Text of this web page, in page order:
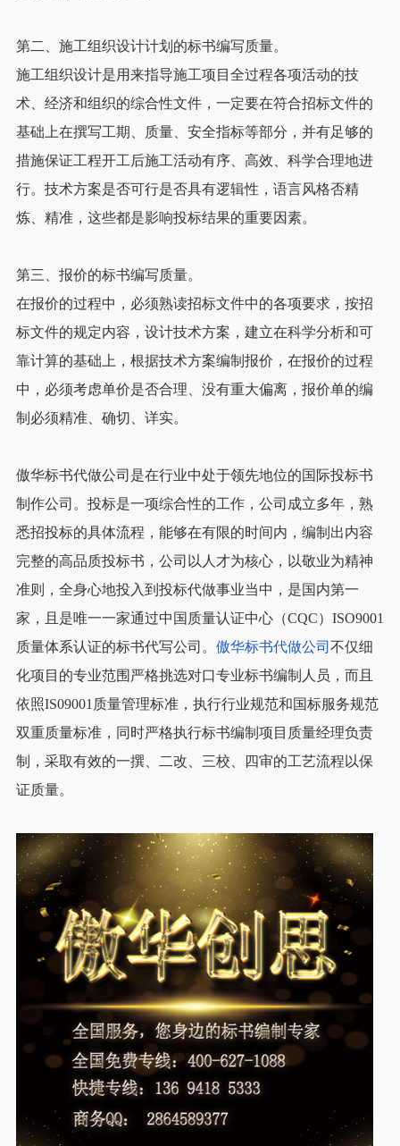
第二、施工组织设计计划的标书编写质量。
施工组织设计是用来指导施工项目全过程各项活动的技
术、经济和组织的综合性文件，一定要在符合招标文件的
基础上在撰写工期、质量、安全指标等部分，并有足够的
措施保证工程开工后施工活动有序、高效、科学合理地进
行。技术方案是否可行是否具有逻辑性，语言风格否精
炼、精准，这些都是影响投标结果的重要因素。
第三、报价的标书编写质量。
在报价的过程中，必须熟读招标文件中的各项要求，按招
标文件的规定内容，设计技术方案，建立在科学分析和可
靠计算的基础上，根据技术方案编制报价，在报价的过程
中，必须考虑单价是否合理、没有重大偏离，报价单的编
制必须精准、确切、详实。
傲华标书代做公司是在行业中处于领先地位的国际投标书
制作公司。投标是一项综合性的工作，公司成立多年，熟
悉招投标的具体流程，能够在有限的时间内，编制出内容
完整的高品质投标书，公司以人才为核心，以敬业为精神
准则，全身心地投入到投标代做事业当中，是国内第一
家，且是唯一一家通过中国质量认证中心（CQC）ISO9001
质量体系认证的标书代写公司。 傲华标书代做公司 不仅细
化项目的专业范围严格挑选对口专业标书编制人员，而且
依照IS09001质量管理标准，执行行业规范和国标服务规范
双重质量标准，同时严格执行标书编制项目质量经理负责
制，采取有效的一撰、二改、三校、四审的工艺流程以保
证质量。